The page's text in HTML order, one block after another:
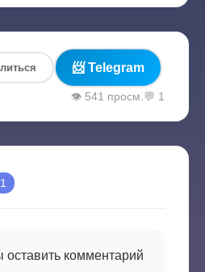
📨 Telegram
👁️ 541 просм. 💬 1
1
оставить комментарий